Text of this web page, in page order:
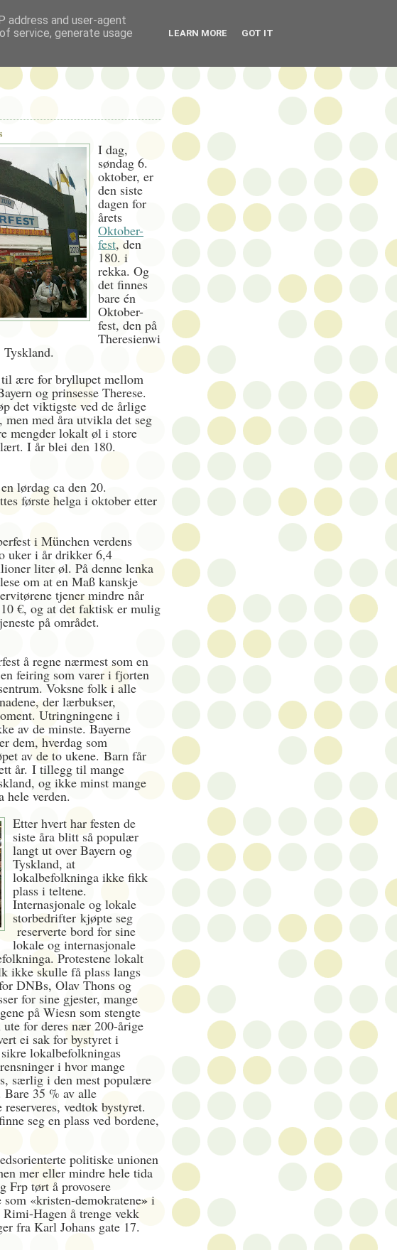
I dag,
søndag 6.
oktober, er
den siste
dagen for
årets
Oktober-
fest, den
180. i
rekka. Og
det finnes
bare én
Oktober-
fest, den på
Theresienwi
ære for bryllupet mellom
og prinsesse Therese.
det viktigste ved de årlige
med åra utvikla det seg
mengder lokalt øl i store
I år blei den 180.
lørdag ca den 20.
første helga i oktober etter
i München verdens
uker i år drikker 6,4
liter øl. På denne lenka
om at en Maß kanskje
tjener mindre når
€, og at det faktisk er mulig
på området.
å regne nærmest som en
feiring som varer i fjorten
Voksne folk i alle
der lærbukser,
Utringningene i
av de minste. Bayerne
dem, hverdag som
av de to ukene. Barn får
år. I tillegg til mange
og ikke minst mange
hele verden.
Etter hvert har festen de
siste åra blitt så populær
langt ut over Bayern og
Tyskland, at
lokalbefolkninga ikke fikk
plass i teltene.
Internasjonale og lokale
storbedrifter kjøpte seg
reserverte bord for sine
lokale og internasjonale
Protestene lokalt
ikke skulle få plass langs
DNBs, Olav Thons og
for sine gjester, mange
på Wiesn som stengte
for deres nær 200-årige
ei sak for bystyret i
lokalbefolkningas
i hvor mange
særlig i den mest populære
Bare 35 % av alle
vedtok bystyret.
seg en plass ved bordene,
politiske unionen
mer eller mindre hele tida
Frp tørt å provosere
som «kristen-demokratene» i
Hagen å trenge vekk
fra Karl Johans gate 17.
address and user-agent
service, generate usage
LEARN MORE GOT IT